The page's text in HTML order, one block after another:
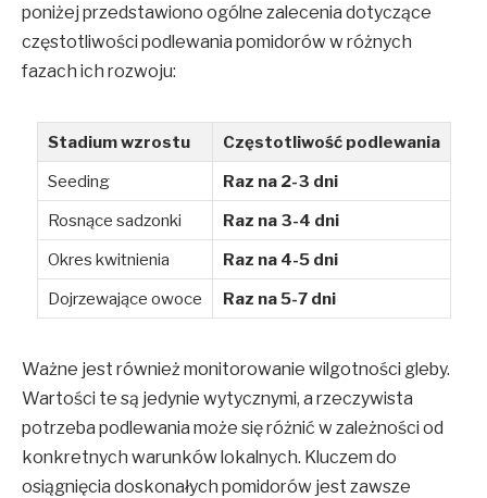
poniżej przedstawiono ogólne zalecenia dotyczące
częstotliwości podlewania pomidorów w różnych
fazach ich rozwoju:
Stadium wzrostu
Częstotliwość podlewania
Seeding
Raz na 2-3 dni
Rosnące sadzonki
Raz na 3-4 dni
Okres kwitnienia
Raz na 4-5 dni
Dojrzewające owoce
Raz na 5-7 dni
Ważne jest również monitorowanie wilgotności gleby.
Wartości te są jedynie wytycznymi, a rzeczywista
potrzeba podlewania może się różnić w zależności od
konkretnych warunków lokalnych. Kluczem do
osiągnięcia doskonałych pomidorów jest zawsze